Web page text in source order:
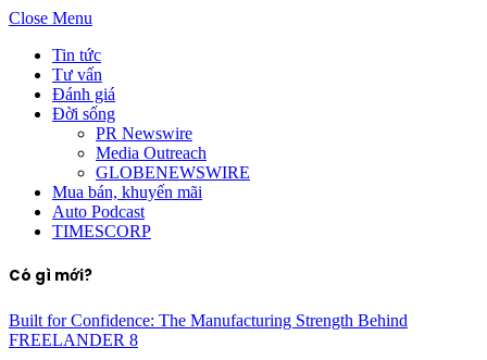
Close Menu
Tin tức
Tư vấn
Đánh giá
Đời sống
PR Newswire
Media Outreach
GLOBENEWSWIRE
Mua bán, khuyến mãi
Auto Podcast
TIMESCORP
Có gì mới?
Built for Confidence: The Manufacturing Strength Behind
FREELANDER 8